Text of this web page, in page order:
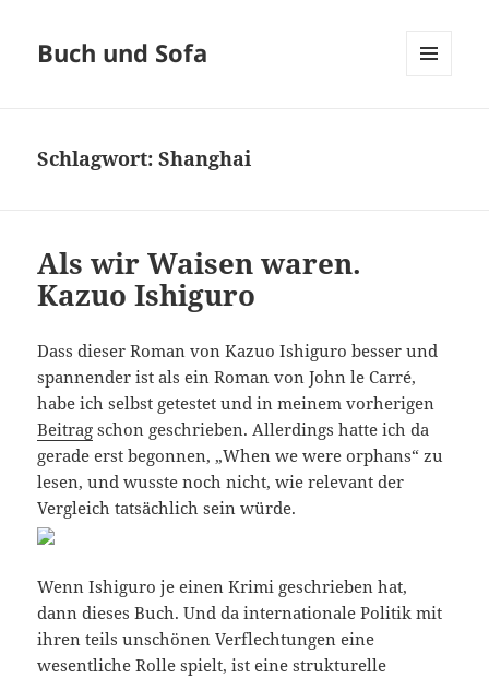
Buch und Sofa
Schlagwort:Shanghai
Als wir Waisen waren.
Kazuo Ishiguro
Dass dieser Roman von Kazuo Ishiguro besser und
spannender ist als ein Roman von John le Carré,
habe ich selbst getestet und in meinem vorherigen
Beitrag schon geschrieben. Allerdings hatte ich da
gerade erst begonnen, „When we were orphans“ zu
lesen, und wusste noch nicht, wie relevant der
Vergleich tatsächlich sein würde.
Wenn Ishiguro je einen Krimi geschrieben hat,
dann dieses Buch. Und da internationale Politik mit
ihren teils unschönen Verflechtungen eine
wesentliche Rolle spielt, ist eine strukturelle